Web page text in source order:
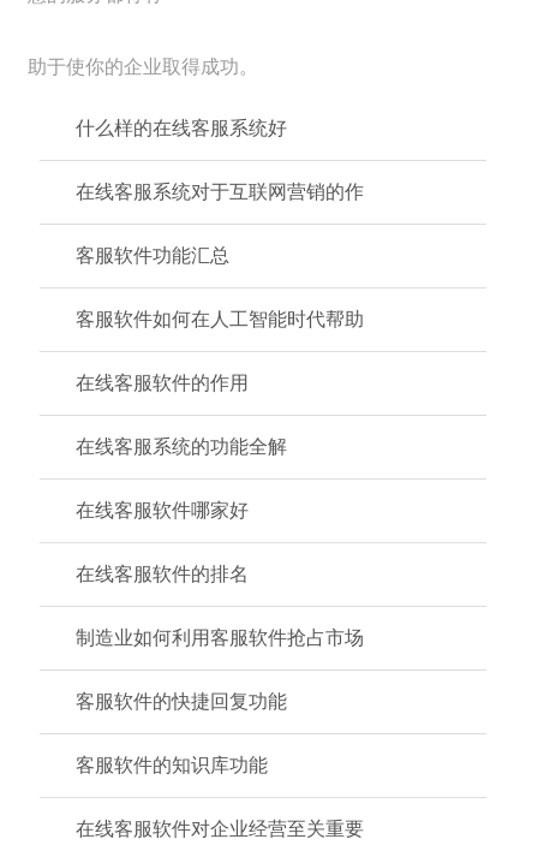
助于使你的企业取得成功。
什么样的在线客服系统好
在线客服系统对于互联网营销的作
客服软件功能汇总
客服软件如何在人工智能时代帮助
在线客服软件的作用
在线客服系统的功能全解
在线客服软件哪家好
在线客服软件的排名
制造业如何利用客服软件抢占市场
客服软件的快捷回复功能
客服软件的知识库功能
在线客服软件对企业经营至关重要